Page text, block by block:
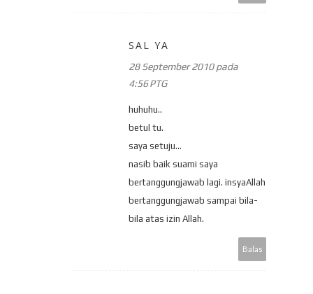
SAL YA
28 September 2010 pada
4:56 PTG
huhuhu..
betul tu.
saya setuju...
nasib baik suami saya
bertanggungjawab lagi. insyaAllah
bertanggungjawab sampai bila-
bila atas izin Allah.
Balas